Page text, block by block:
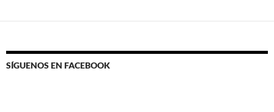
SÍGUENOS EN FACEBOOK